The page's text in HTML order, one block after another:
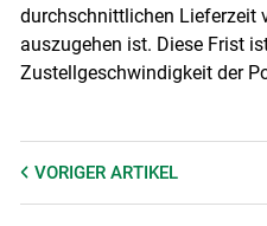
durchschnittlichen Lieferzeit
auszugehen ist. Diese Frist
Zustellgeschwindigkeit der
VORIGER ARTIKEL